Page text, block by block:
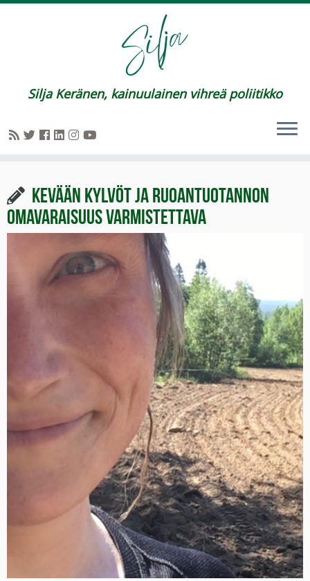
Silja Keränen, kainuulainen vihreä poliitikko
Kevään kylvöt ja ruoantuotannon
omavaraisuus varmistettava